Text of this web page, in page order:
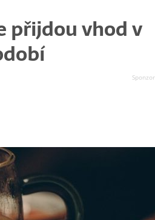
přijdou vhod v